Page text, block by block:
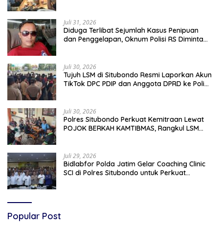
Juli 31, 2026
Diduga Terlibat Sejumlah Kasus Penipuan
dan Penggelapan, Oknum Polisi RS Diminta
Juli 30, 2026
Tujuh LSM di Situbondo Resmi Laporkan Akun
TikTok DPC PDIP dan Anggota DPRD ke Polisi:
Juli 30, 2026
Polres Situbondo Perkuat Kemitraan Lewat
POJOK BERKAH KAMTIBMAS, Rangkul LSM
Juli 29, 2026
Bidlabfor Polda Jatim Gelar Coaching Clinic
SCI di Polres Situbondo untuk Perkuat
Popular Post